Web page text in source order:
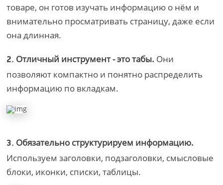
товаре, он готов изучать информацию о нём и
внимательно просматривать страницу, даже если
она длинная.
2. Отличный инструмент - это табы. Они
позволяют компактно и понятно распределить
информацию по вкладкам.
3. Обязательно структурируем информацию.
Используем заголовки, подзаголовки, смысловые
блоки, иконки, списки, таблицы.